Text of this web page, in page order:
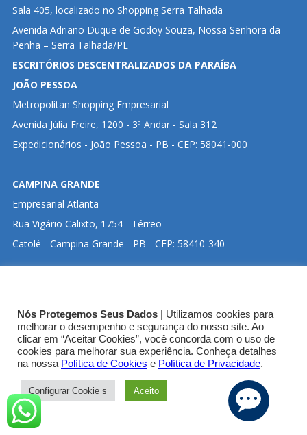
Sala 405, localizado no Shopping Serra Talhada
Avenida Adriano Duque de Godoy Souza, Nossa Senhora da
Penha – Serra Talhada/PE
ESCRITÓRIOS DESCENTRALIZADOS DA PARAÍBA
JOÃO PESSOA
Metropolitan Shopping Empresarial
Avenida Júlia Freire, 1200 - 3ª Andar - Sala 312
Expedicionários - João Pessoa - PB - CEP: 58041-000
CAMPINA GRANDE
Empresarial Atlanta
Rua Vigário Calixto, 1754 - Térreo
Catolé - Campina Grande - PB - CEP: 58410-340
GOOGLE MAPS:
SEDE CRT-03
Nós Protegemos Seus Dados | Utilizamos cookies para
melhorar o desempenho e segurança do nosso site. Ao
clicar em “Aceitar Cookies”, você concorda com o uso de
cookies para melhorar sua experiência. Conheça detalhes
na nossa Política de Cookies e Política de Privacidade.
Configurar Cookie s Aceito